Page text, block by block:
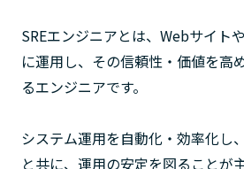
SREエンジニアとは、Webサイト
に運用し、その信頼性・価値を高
るエンジニアです。
システム運用を自動化・効率化し
と共に、運用の安定を図ることが